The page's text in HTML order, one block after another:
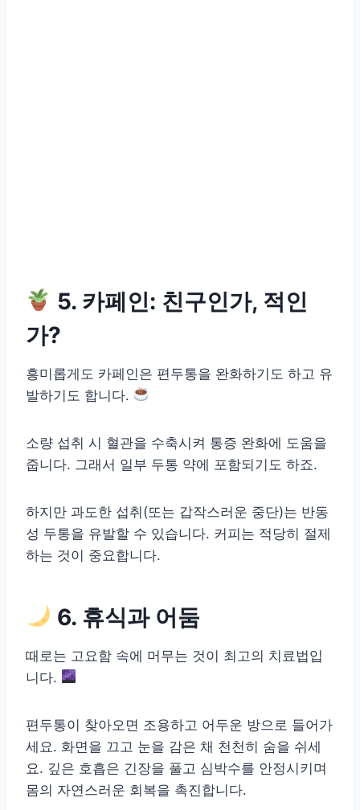
5. 카페인: 친구인가, 적인
가?
흥미롭게도 카페인은 편두통을 완화하기도 하고 유
발하기도 합니다.
소량 섭취 시 혈관을 수축시켜 통증 완화에 도움을
줍니다. 그래서 일부 두통 약에 포함되기도 하죠.
하지만 과도한 섭취(또는 갑작스러운 중단)는 반동
성 두통을 유발할 수 있습니다. 커피는 적당히 절제
하는 것이 중요합니다.
6. 휴식과 어둠
때로는 고요함 속에 머무는 것이 최고의 치료법입
니다.
편두통이 찾아오면 조용하고 어두운 방으로 들어가
세요. 화면을 끄고 눈을 감은 채 천천히 숨을 쉬세
요. 깊은 호흡은 긴장을 풀고 심박수를 안정시키며
몸의 자연스러운 회복을 촉진합니다.